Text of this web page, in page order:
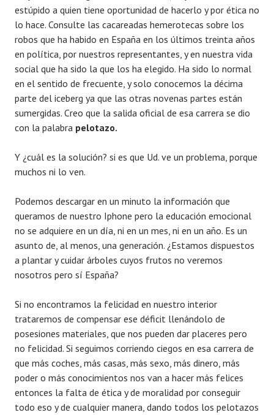
estúpido a quien tiene oportunidad de hacerlo y por ética no
lo hace. Consulte las cacareadas hemerotecas sobre los
robos que ha habido en España en los últimos treinta años
en política, por nuestros representantes, y en nuestra vida
social que ha sido la que los ha elegido. Ha sido lo normal
en el sentido de frecuente, y solo conocemos la décima
parte del iceberg ya que las otras novenas partes están
sumergidas. Creo que la salida oficial de esa carrera se dio
con la palabra pelotazo.
Y ¿cuál es la solución? si es que Ud. ve un problema, porque
muchos ni lo ven.
Podemos descargar en un minuto la información que
queramos de nuestro Iphone pero la educación emocional
no se adquiere en un día, ni en un mes, ni en un año. Es un
asunto de, al menos, una generación. ¿Estamos dispuestos
a plantar y cuidar árboles cuyos frutos no veremos
nosotros pero sí España?
Si no encontramos la felicidad en nuestro interior
trataremos de compensar ese déficit llenándolo de
posesiones materiales, que nos pueden dar placeres pero
no felicidad. Si seguimos corriendo ciegos en esa carrera de
que más coches, más casas, más sexo, más dinero, más
poder o más conocimientos nos van a hacer más felices
entonces la falta de ética y de moralidad por conseguir
todo eso y de cualquier manera, dando todos los pelotazos